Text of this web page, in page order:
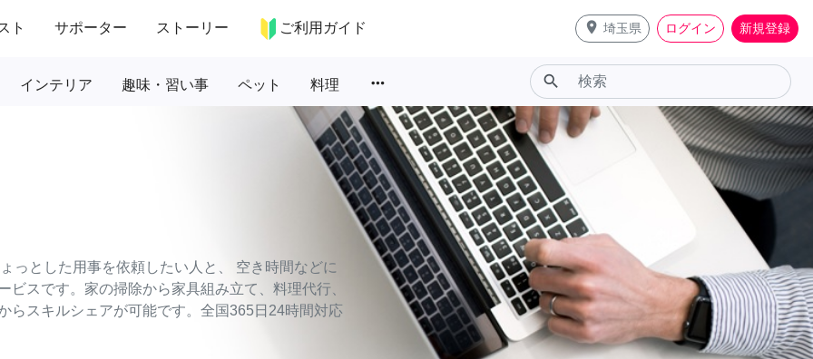
ト サポーター ストーリー ご利用ガイド place 埼玉県 ログイン 新規登録
インテリア 趣味・習い事 ペット 料理 more_horiz search
っとした用事を依頼したい人と、 空き時間などに
スです。家の掃除から家具組み立て、料理代行、
らスキルシェアが可能です。全国365日24時間対応